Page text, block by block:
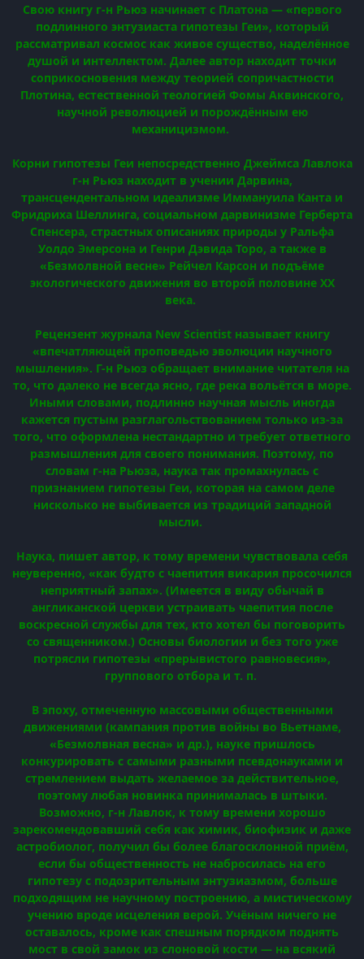
Свою книгу г-н Рьюз начинает с Платона — «первого
подлинного энтузиаста гипотезы Геи», который
рассматривал космос как живое существо, наделённое
душой и интеллектом. Далее автор находит точки
соприкосновения между теорией сопричастности
Плотина, естественной теологией Фомы Аквинского,
научной революцией и порождённым ею
механицизмом.
Корни гипотезы Геи непосредственно Джеймса Лавлока
г-н Рьюз находит в учении Дарвина,
трансцендентальном идеализме Иммануила Канта и
Фридриха Шеллинга, социальном дарвинизме Герберта
Спенсера, страстных описаниях природы у Ральфа
Уолдо Эмерсона и Генри Дэвида Торо, а также в
«Безмолвной весне» Рейчел Карсон и подъёме
экологического движения во второй половине XX
века.
Рецензент журнала New Scientist называет книгу
«впечатляющей проповедью эволюции научного
мышления». Г-н Рьюз обращает внимание читателя на
то, что далеко не всегда ясно, где река вольётся в море.
Иными словами, подлинно научная мысль иногда
кажется пустым разглагольствованием только из-за
того, что оформлена нестандартно и требует ответного
размышления для своего понимания. Поэтому, по
словам г-на Рьюза, наука так промахнулась с
признанием гипотезы Геи, которая на самом деле
нисколько не выбивается из традиций западной
мысли.
Наука, пишет автор, к тому времени чувствовала себя
неуверенно, «как будто с чаепития викария просочился
неприятный запах». (Имеется в виду обычай в
англиканской церкви устраивать чаепития после
воскресной службы для тех, кто хотел бы поговорить
со священником.) Основы биологии и без того уже
потрясли гипотезы «прерывистого равновесия»,
группового отбора и т. п.
В эпоху, отмеченную массовыми общественными
движениями (кампания против войны во Вьетнаме,
«Безмолвная весна» и др.), науке пришлось
конкурировать с самыми разными псевдонауками и
стремлением выдать желаемое за действительное,
поэтому любая новинка принималась в штыки.
Возможно, г-н Лавлок, к тому времени хорошо
зарекомендовавший себя как химик, биофизик и даже
астробиолог, получил бы более благосклонной приём,
если бы общественность не набросилась на его
гипотезу с подозрительным энтузиазмом, больше
подходящим не научному построению, а мистическому
учению вроде исцеления верой. Учёным ничего не
оставалось, кроме как спешным порядком поднять
мост в свой замок из слоновой кости — на всякий